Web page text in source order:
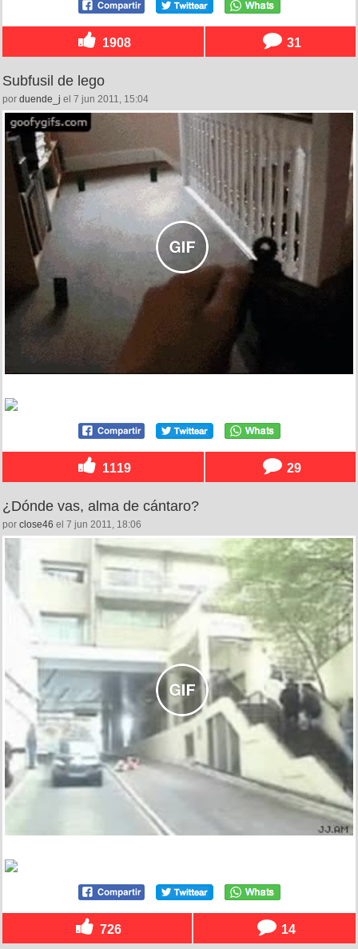
1908 31
Subfusil de lego
por duende_j el 7 jun 2011, 15:04
1119 29
¿Dónde vas, alma de cántaro?
por close46 el 7 jun 2011, 18:06
726 14